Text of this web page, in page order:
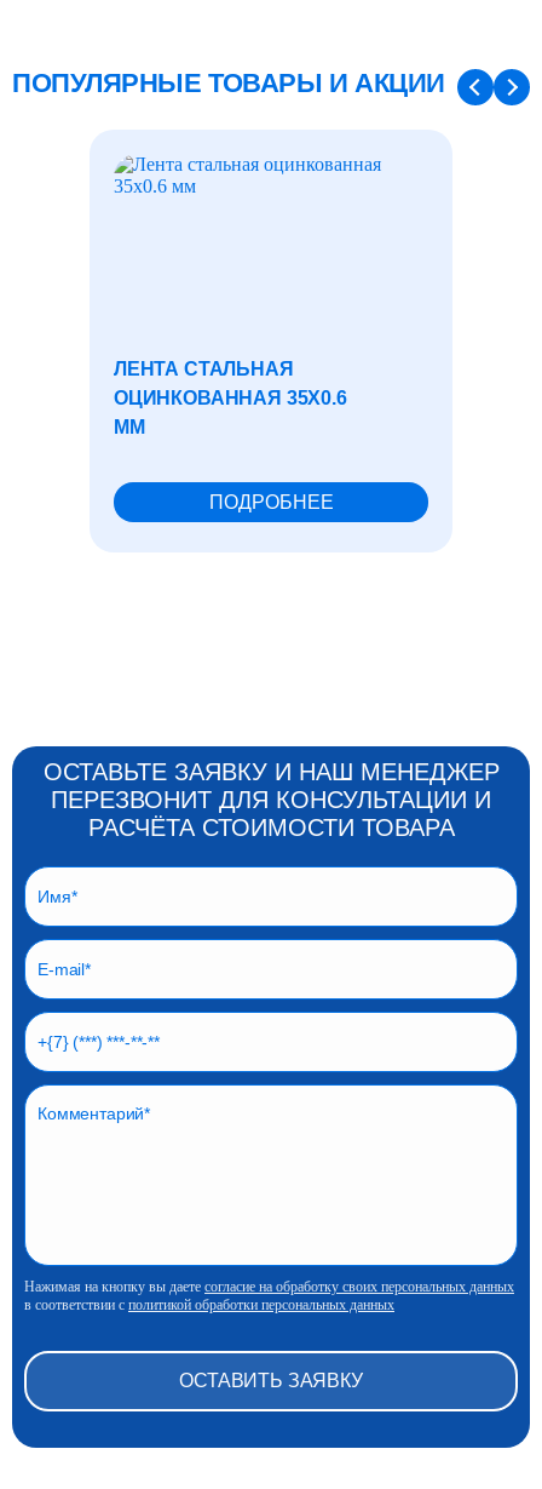
ПОПУЛЯРНЫЕ ТОВАРЫ И АКЦИИ
ЛЕНТА СТАЛЬНАЯ
ОЦИНКОВАННАЯ 35X0.6
ММ
ПОДРОБНЕЕ
ОСТАВЬТЕ ЗАЯВКУ И НАШ МЕНЕДЖЕР
ПЕРЕЗВОНИТ ДЛЯ КОНСУЛЬТАЦИИ И
РАСЧЁТА СТОИМОСТИ ТОВАРА
Нажимая на кнопку вы даете согласие на обработку своих персональных данных
в соответствии с политикой обработки персональных данных